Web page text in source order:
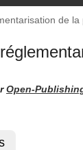
de la
Open-